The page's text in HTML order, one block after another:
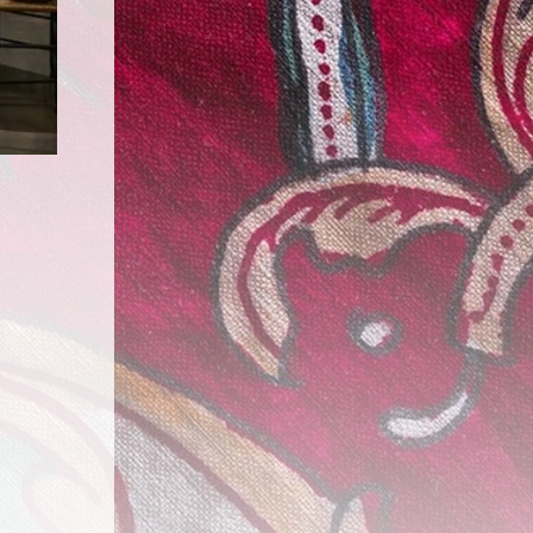
site bekijkt. Ze
opslaan van de
noodzakelijk.
onze sites elke dag
Maakt opslag
Maakt
aan analyse,